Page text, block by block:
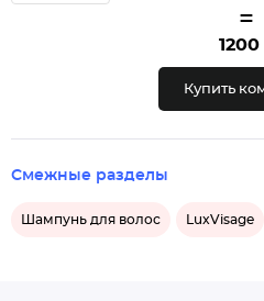
=
1200
Купить
Смежные разделы
Шампунь для волос LuxVisage